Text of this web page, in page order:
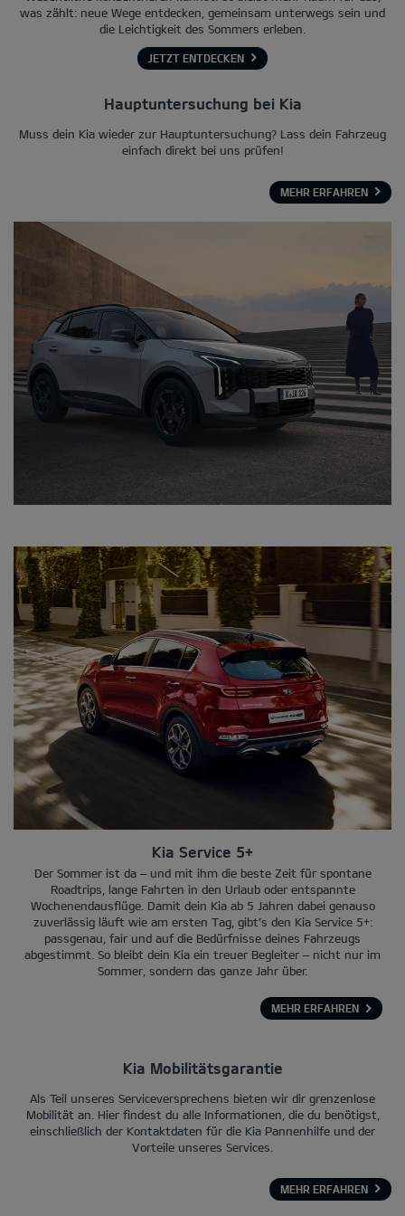
was zählt: neue Wege entdecken, gemeinsam unterwegs sein und
die Leichtigkeit des Sommers erleben.
JETZT ENTDECKEN
Hauptuntersuchung bei Kia
Muss dein Kia wieder zur Hauptuntersuchung? Lass dein Fahrzeug
einfach direkt bei uns prüfen!
MEHR ERFAHREN
Kia Service 5+
Der Sommer ist da – und mit ihm die beste Zeit für spontane
Roadtrips, lange Fahrten in den Urlaub oder entspannte
Wochenendausflüge. Damit dein Kia ab 5 Jahren dabei genauso
zuverlässig läuft wie am ersten Tag, gibt’s den Kia Service 5+:
passgenau, fair und auf die Bedürfnisse deines Fahrzeugs
abgestimmt. So bleibt dein Kia ein treuer Begleiter – nicht nur im
Sommer, sondern das ganze Jahr über.
MEHR ERFAHREN
Kia Mobilitätsgarantie
Als Teil unseres Serviceversprechens bieten wir dir grenzenlose
Mobilität an. Hier findest du alle Informationen, die du benötigst,
einschließlich der Kontaktdaten für die Kia Pannenhilfe und der
Vorteile unseres Services.
MEHR ERFAHREN